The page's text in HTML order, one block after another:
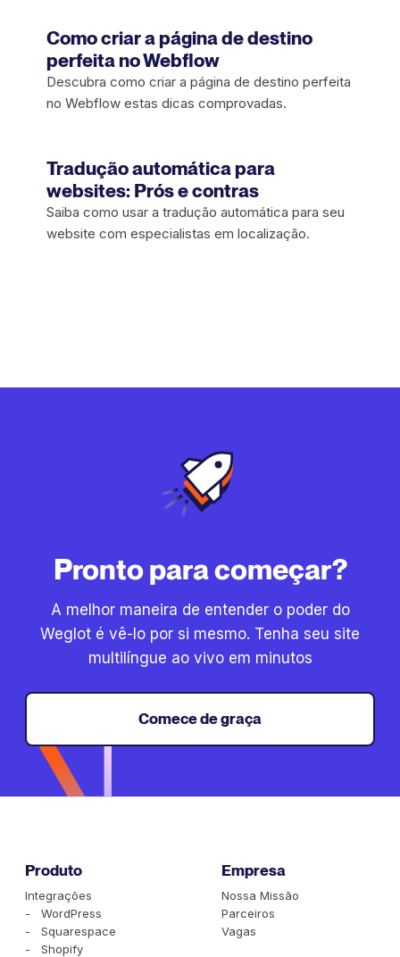
Como criar a página de destino
perfeita no Webflow
Descubra como criar a página de destino perfeita
no Webflow estas dicas comprovadas.
Tradução automática para
websites: Prós e contras
Saiba como usar a tradução automática para seu
website com especialistas em localização.
Pronto para começar?
A melhor maneira de entender o poder do
Weglot é vê-lo por si mesmo. Tenha seu site
multilíngue ao vivo em minutos
Comece de graça
Produto
Integrações
- WordPress
- Squarespace
- Shopify
Empresa
Nossa Missão
Parceiros
Vagas